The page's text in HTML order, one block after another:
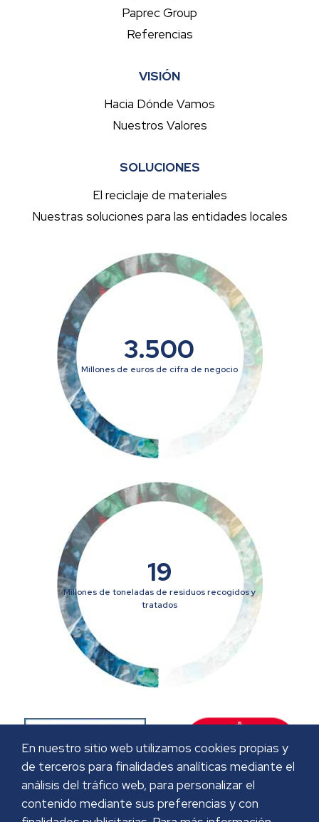
Paprec Group
Referencias
VISIÓN
Hacia Dónde Vamos
Nuestros Valores
SOLUCIONES
El reciclaje de materiales
Nuestras soluciones para las entidades locales
3.500
Millones de euros de cifra de negocio
19
Millones de toneladas de residuos recogidos y
tratados
En nuestro sitio web utilizamos cookies propias y
de terceros para finalidades analíticas mediante el
análisis del tráfico web, para personalizar el
contenido mediante sus preferencias y con